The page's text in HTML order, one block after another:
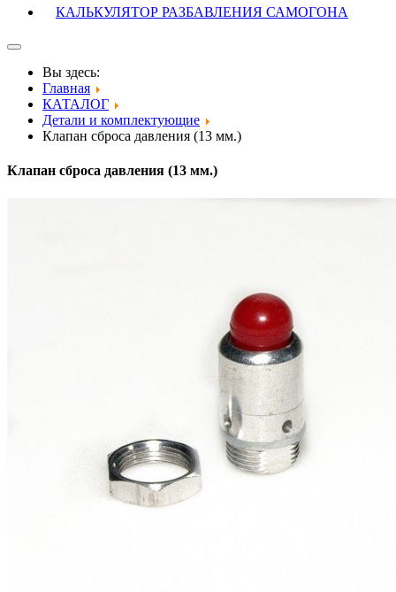
КАЛЬКУЛЯТОР РАЗБАВЛЕНИЯ САМОГОНА
Вы здесь:
Главная
КАТАЛОГ
Детали и комплектующие
Клапан сброса давления (13 мм.)
Клапан сброса давления (13 мм.)